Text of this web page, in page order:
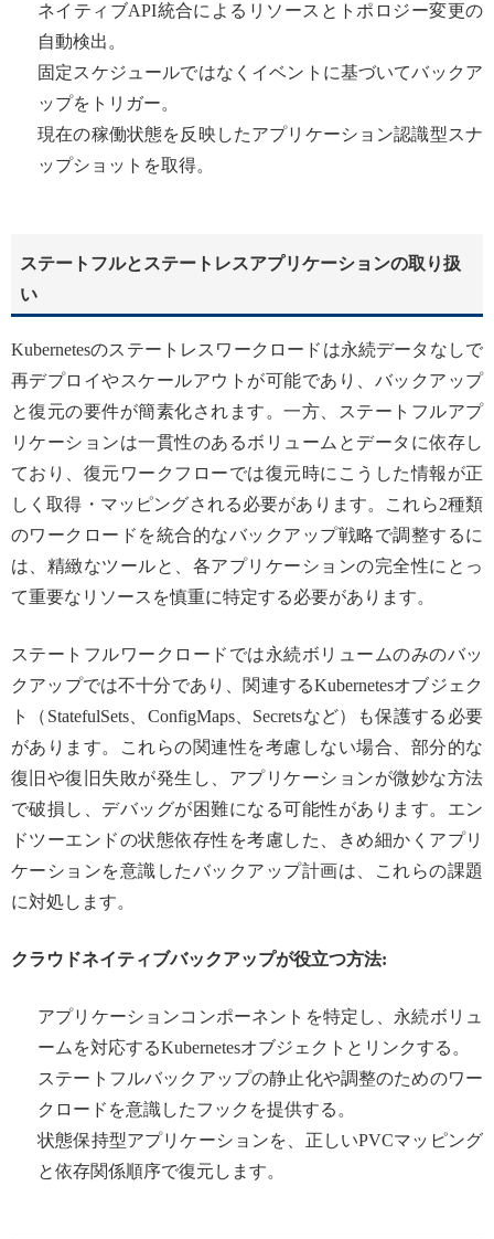
ネイティブAPI統合によるリソースとトポロジー変更の
自動検出。
固定スケジュールではなくイベントに基づいてバックア
ップをトリガー。
現在の稼働状態を反映したアプリケーション認識型スナ
ップショットを取得。
ステートフルとステートレスアプリケーションの取り扱
い
Kubernetesのステートレスワークロードは永続データなしで
再デプロイやスケールアウトが可能であり、バックアップ
と復元の要件が簡素化されます。一方、ステートフルアプ
リケーションは一貫性のあるボリュームとデータに依存し
ており、復元ワークフローでは復元時にこうした情報が正
しく取得・マッピングされる必要があります。これら2種類
のワークロードを統合的なバックアップ戦略で調整するに
は、精緻なツールと、各アプリケーションの完全性にとっ
て重要なリソースを慎重に特定する必要があります。
ステートフルワークロードでは永続ボリュームのみのバッ
クアップでは不十分であり、関連するKubernetesオブジェク
ト（StatefulSets、ConfigMaps、Secretsなど）も保護する必要
があります。これらの関連性を考慮しない場合、部分的な
復旧や復旧失敗が発生し、アプリケーションが微妙な方法
で破損し、デバッグが困難になる可能性があります。エン
ドツーエンドの状態依存性を考慮した、きめ細かくアプリ
ケーションを意識したバックアップ計画は、これらの課題
に対処します。
クラウドネイティブバックアップが役立つ方法:
アプリケーションコンポーネントを特定し、永続ボリュ
ームを対応するKubernetesオブジェクトとリンクする。
ステートフルバックアップの静止化や調整のためのワー
クロードを意識したフックを提供する。
状態保持型アプリケーションを、正しいPVCマッピング
と依存関係順序で復元します。